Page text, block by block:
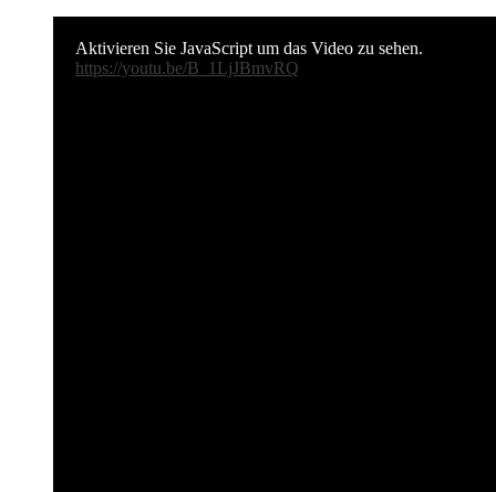
Aktivieren Sie JavaScript um das Video zu sehen.
https://youtu.be/B_1LjJBmvRQ